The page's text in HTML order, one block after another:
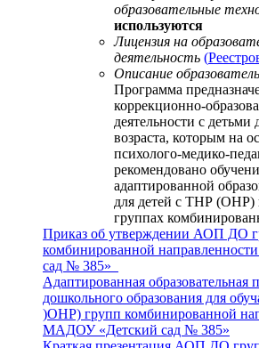
образовательные
используются
Лицензия на
деятельность (
Описание
Программа
коррекционно-
деятельности с детьми
возраста, которым на
психолого-медико-
рекомендовано
адаптированной
для детей с ТНР (ОНР)
группах
Приказ об утверждении АОП ДО
комбинированной
сад № 385»
Адаптированная образовательная
дошкольного образования для
)ОНР) групп комбинированной
МАДОУ «Детский сад № 385»